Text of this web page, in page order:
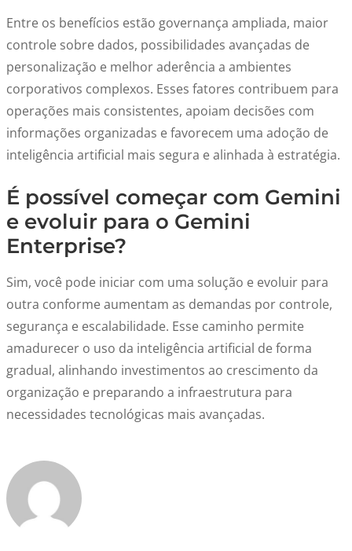
Entre os benefícios estão governança ampliada, maior
controle sobre dados, possibilidades avançadas de
personalização e melhor aderência a ambientes
corporativos complexos. Esses fatores contribuem para
operações mais consistentes, apoiam decisões com
informações organizadas e favorecem uma adoção de
inteligência artificial mais segura e alinhada à estratégia.
É possível começar com Gemini
e evoluir para o Gemini
Enterprise?
Sim, você pode iniciar com uma solução e evoluir para
outra conforme aumentam as demandas por controle,
segurança e escalabilidade. Esse caminho permite
amadurecer o uso da inteligência artificial de forma
gradual, alinhando investimentos ao crescimento da
organização e preparando a infraestrutura para
necessidades tecnológicas mais avançadas.